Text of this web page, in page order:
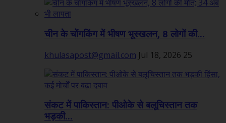
चीन के चोंगकिंग में भीषण भूस्खलन, 8 लोगों की...
khulasapost@gmail.com Jul 18, 2026 25
संकट में पाकिस्तान: पीओके से बलूचिस्तान तक
भड़की...